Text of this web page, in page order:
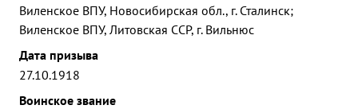
Виленское ВПУ, Новосибирская обл., г. Сталинск;
Виленское ВПУ, Литовская ССР, г. Вильнюс
Дата призыва
27.10.1918
Воинское звание